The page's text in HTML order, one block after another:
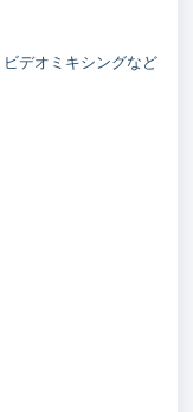
デオミキシングなど